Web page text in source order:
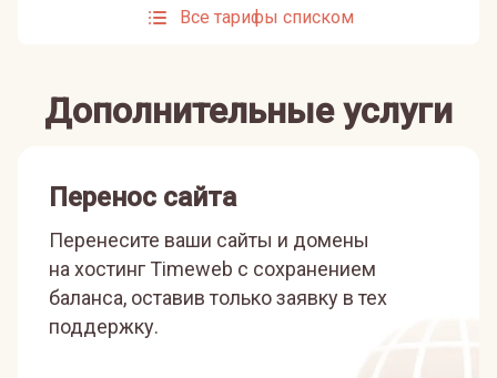
Все тарифы списком
Дополнительные услуги
Перенос сайта
Перенесите ваши сайты и домены
на хостинг Timeweb с сохранением
баланса, оставив только заявку в тех
поддержку.